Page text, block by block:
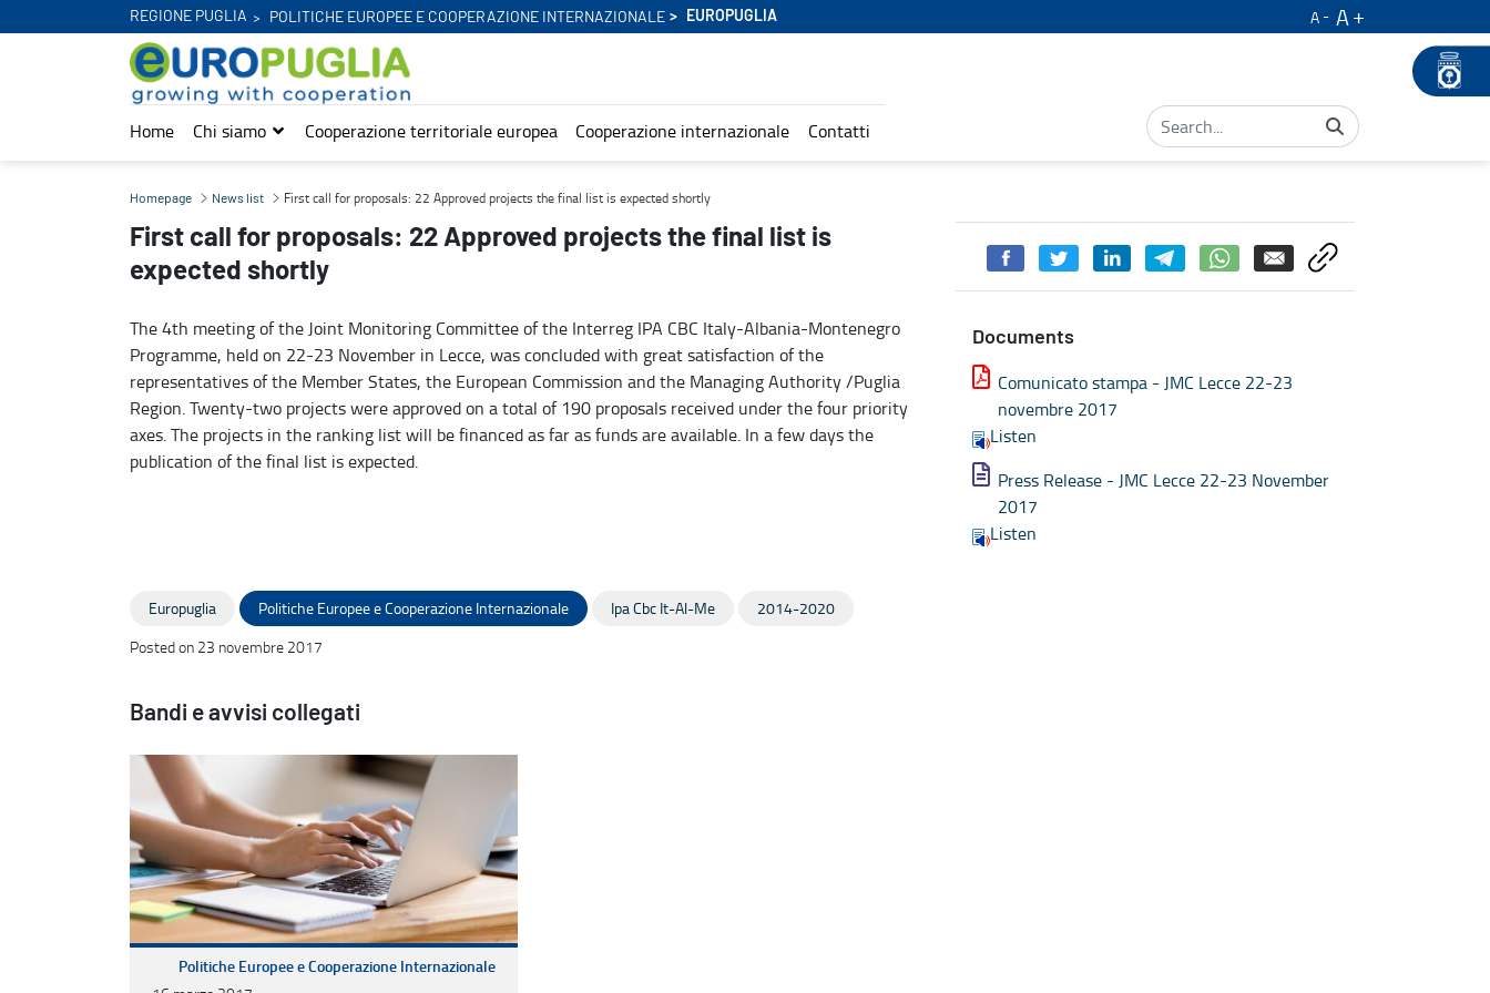
REGIONE PUGLIA POLITICHE EUROPEE E COOPERAZIONE INTERNAZIONALE EUROPUGLIA A A
Home Chi siamo Cooperazione territoriale europea Cooperazione internazionale Contatti
First call for proposals: 22 Approved projects the final list is expected shortly - Europuglia
Homepage News list First call for proposals: 22 Approved projects the final list is expected shortly
First call for proposals: 22 Approved projects the final list is
expected shortly
The 4th meeting of the Joint Monitoring Committee of the Interreg IPA CBC Italy-Albania-Montenegro
Programme, held on 22-23 November in Lecce, was concluded with great satisfaction of the
representatives of the Member States, the European Commission and the Managing Authority /Puglia
Region. Twenty-two projects were approved on a total of 190 proposals received under the four priority
axes. The projects in the ranking list will be financed as far as funds are available. In a few days the
publication of the final list is expected.
Documents
Comunicato stampa - JMC Lecce 22-23
novembre 2017
Listen
Press Release - JMC Lecce 22-23 November
2017
Listen
Europuglia Politiche Europee e Cooperazione Internazionale Ipa Cbc It-Al-Me
2014-2020
Posted on 23 novembre 2017
Bandi e avvisi collegati
Politiche Europee e Cooperazione Internazionale